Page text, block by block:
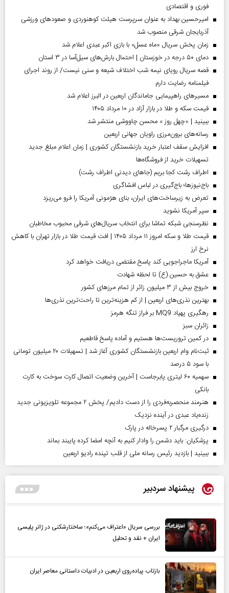
فوری و اقتصادی
امیرحسین بهداد به عنوان سرپرست هیئت کوهنوردی و صعودهای ورزشی
آذربایجان شرقی منصوب شد
زمان پخش سریال «ماه عسل» با بازی اکبر عبدی اعلام شد
دمای ۵۰ درجه در خوزستان | احتمال بارش‌های سیل‌آسا در ۳ استان
قصه سریال رویای نیمه شب اختلاف شیعه و سنی نیست/ از روند اجرای
فیلمنامه رضایت دارم
مسیر‌های راهپیمایی جاماندگان اربعین در البرز اعلام شد
قیمت سکه و طلا در بازار آزاد در ۱۰ مرداد ۱۴۰۵
ببینید | «چهل روز » محسن چاووشی منتشر شد
رسانه‌های برون‌مرزی راویان جهانی اربعین
افزایش سقف اعتبار خرید بازنشستگان کشوری | زمان اعلام مبلغ جدید
تسهیلات خرید از فروشگاه‌ها
اطراف رشت کجا بریم (جاهای دیدنی اطراف رشت)
باج‌نیوزها؛ باج‌گیری در لباس افشاگری
تعرض به زیرساخت‌های ایران، بنای هژمونی آمریکا را فرو می‌ریزد
سپر آمریکا نشوید
نظرسنجی شبکه تماشا برای انتخاب سریال‌های شرقی محبوب مخاطبان
قیمت طلا و سکه امروز ۱۱ مرداد ۱۴۰۵ | افت قیمت طلا در بازار تهران با کاهش
نرخ ارز
آمریکا ماجراجویی کند پاسخ مقتضی دریافت خواهد کرد
عشق به حسین (ع) تا لحظه شهادت
خروج بیش از ۳ میلیون زائر از تمام مرز‌های کشور
بهترین نذری‌های اربعین | از کم هزینه‌ترین تا راحت‌ترین نذری‌ها
رهگیری پهپاد MQ9 بر فراز تنگه هرمز
‌زائران سبز
در کمین تروریست‌ها هستیم و آماده پاسخ قاطعیم
ثبت‌نام وام اربعین بازنشستگان کشوری آغاز شد | تسهیلات ۲۰ میلیون تومانی
با سود ۵ درصد
سهمیه ۶۰ لیتری پابرجاست | آخرین وضعیت اتصال کارت سوخت به کارت
بانکی
هنرمند منحصر‌به‌فردی را از دست دادیم/ پخش ۲ مجموعه تلویزیونی جدید
زنده‌یاد عبدی در آینده نزدیک
درگیری مرگبار ۲ پسرخاله در پارک
پزشکیان: باید دشمن را وادار کنیم به آنچه امضا کرده پایبند بماند
ببینید | بازدید رئیس رسانه ملی از قلب تپنده رادیو اربعین
پیشنهاد سردبیر
بررسی سریال «اعتراف می‌کنم»؛ ساختارشکنی در ژانر پلیسی
ایران + نقد و تحلیل
بازتاب پیاده‌روی اربعین در ادبیات داستانی معاصر ایران